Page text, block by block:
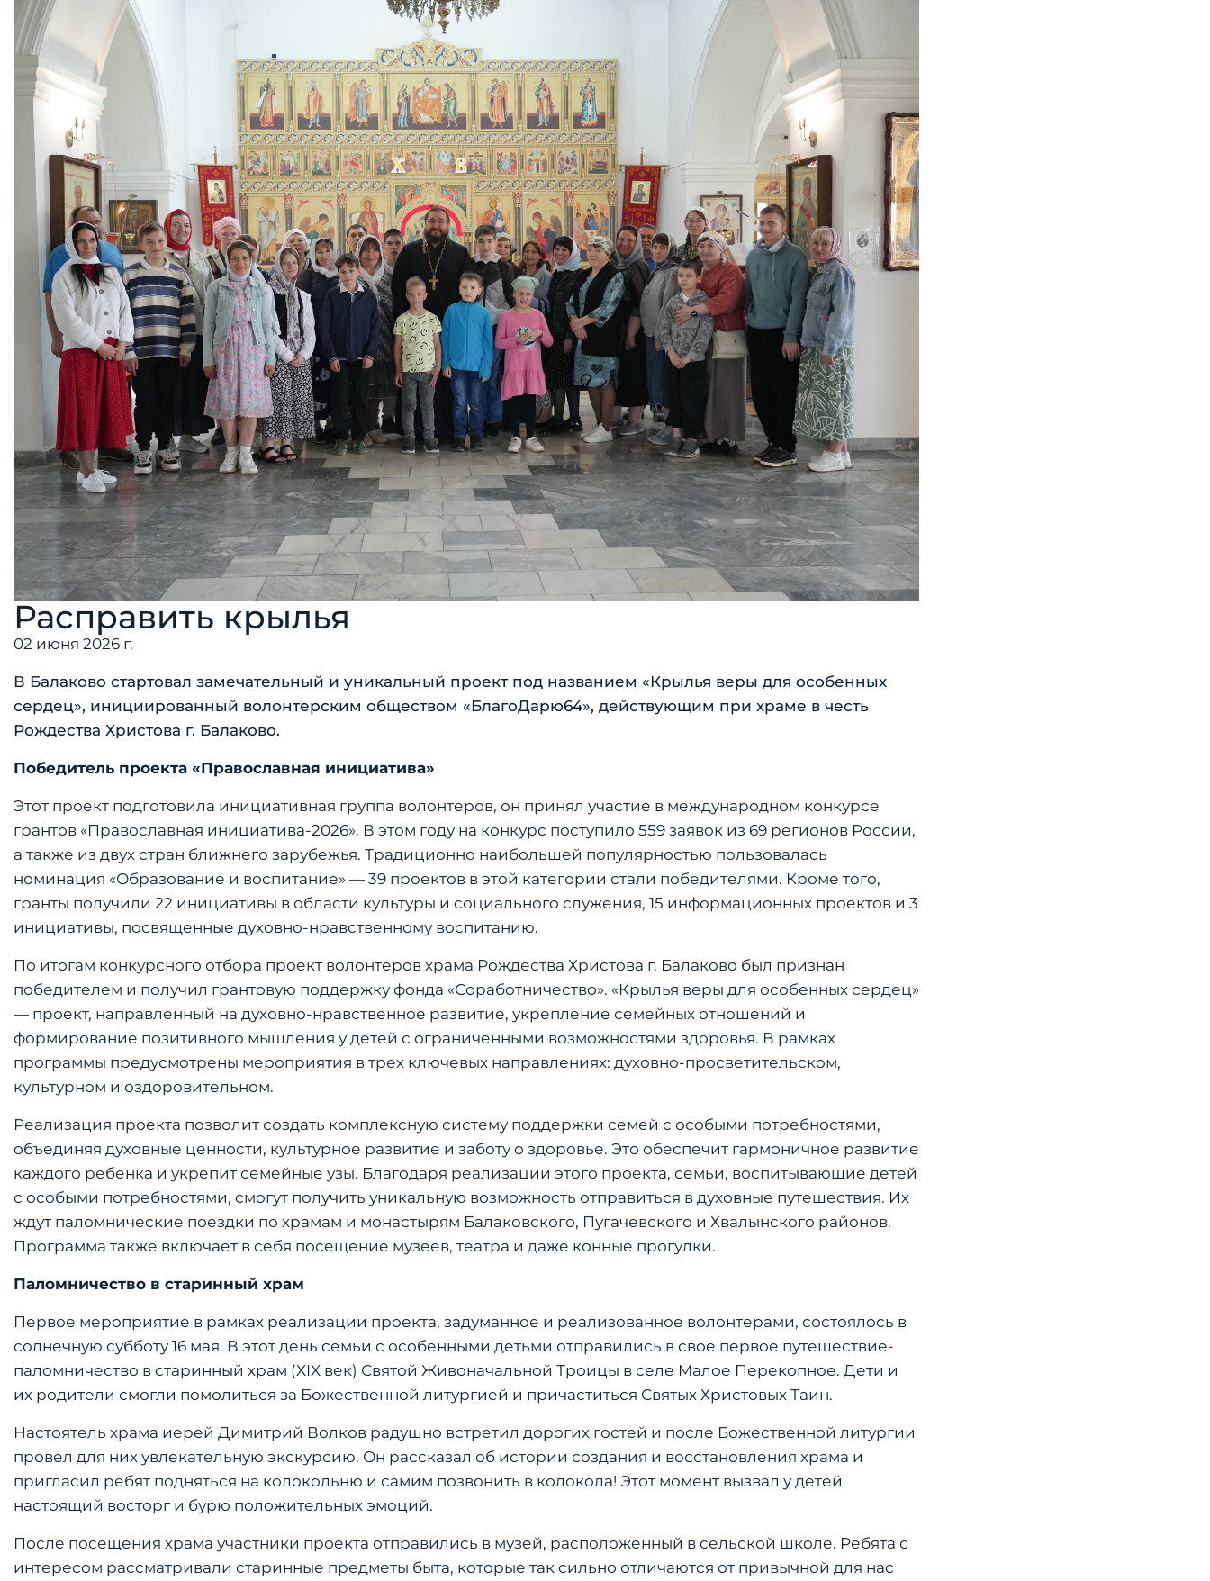
Расправить крылья
02 июня 2026 г.
В Балаково стартовал замечательный и уникальный проект под названием «Крылья веры для особенных
сердец», инициированный волонтерским обществом «БлагоДарю64», действующим при храме в честь
Рождества Христова г. Балаково.
Победитель проекта «Православная инициатива»
Этот проект подготовила инициативная группа волонтеров, он принял участие в международном конкурсе
грантов «Православная инициатива-2026». В этом году на конкурс поступило 559 заявок из 69 регионов России,
а также из двух стран ближнего зарубежья. Традиционно наибольшей популярностью пользовалась
номинация «Образование и воспитание» — 39 проек­тов в этой категории стали победителями. Кроме того,
гранты получили 22 инициативы в области культуры и социального служения, 15 информационных проектов и 3
инициативы, посвященные духовно-нравственному воспитанию.
По итогам конкурсного отбора проект волонтеров храма Рождества Христова г. Балаково был признан
победителем и получил грантовую поддержку фонда «Соработничество». «Крылья веры для особенных сердец»
— проект, направленный на духовно-нравственное развитие, укрепление семейных отношений и
формирование позитивного мышления у детей с ограниченными возможностями здоровья. В рамках
программы предусмотрены мероприятия в трех ключевых направлениях: духовно-просветительском,
культурном и оздоровительном.
Реализация проекта позволит создать комплексную систему поддержки семей с особыми потребностями,
объединяя духовные ценности, культурное развитие и заботу о здоровье. Это обеспечит гармоничное развитие
каждого ребенка и укрепит семейные узы. Благодаря реализации этого проекта, семьи, воспитывающие детей
с особыми потребностями, смогут получить уникальную возможность отправиться в духовные путешествия. Их
ждут паломнические поездки по храмам и монастырям Балаковского, Пугачевского и Хвалынского районов.
Программа также включает в себя посещение музеев, театра и даже конные прогулки.
Паломничество в старинный храм
Первое мероприятие в рамках реализации проекта, задуманное и реализованное волонтерами, состоялось в
солнечную субботу 16 мая. В этот день семьи с особенными детьми отправились в свое первое путешествие-
паломничество в старинный храм (XIX век) Святой Живоначальной Троицы в селе Малое Перекопное. Дети и
их родители смогли помолиться за Божественной литургией и причаститься Святых Христовых Таин.
Настоятель храма иерей Димитрий Волков радушно встретил дорогих гостей и после Божественной литургии
провел для них увлекательную экскурсию. Он рассказал об истории создания и восстановления храма и
пригласил ребят подняться на колокольню и самим позвонить в колокола! Этот момент вызвал у детей
настоящий восторг и бурю положительных эмоций.
После посещения храма участники проекта отправились в музей, расположенный в сельской школе. Ребята с
интересом рассматривали старинные предметы быта, которые так сильно отличаются от привычной для нас